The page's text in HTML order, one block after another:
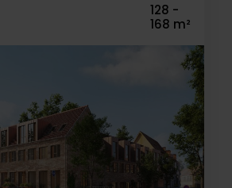
128 -
168 m²